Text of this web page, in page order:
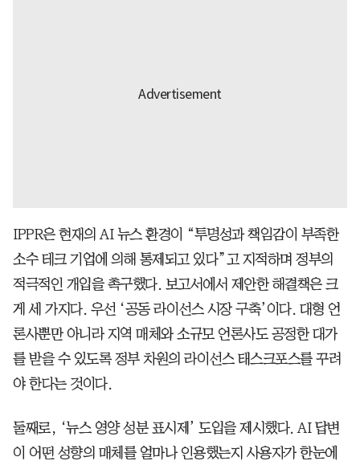
IPPR은 현재의 AI 뉴스 환경이 “투명성과 책임감이 부족한
소수 테크 기업에 의해 통제되고 있다”고 지적하며 정부의
적극적인 개입을 촉구했다. 보고서에서 제안한 해결책은 크
게 세 가지다. 우선 ‘공동 라이선스 시장 구축’이다. 대형 언
론사뿐만 아니라 지역 매체와 소규모 언론사도 공정한 대가
를 받을 수 있도록 정부 차원의 라이선스 태스크포스를 꾸려
야 한다는 것이다.
둘째로, ‘뉴스 영양 성분 표시제’ 도입을 제시했다. AI 답변
이 어떤 성향의 매체를 얼마나 인용했는지 사용자가 한눈에